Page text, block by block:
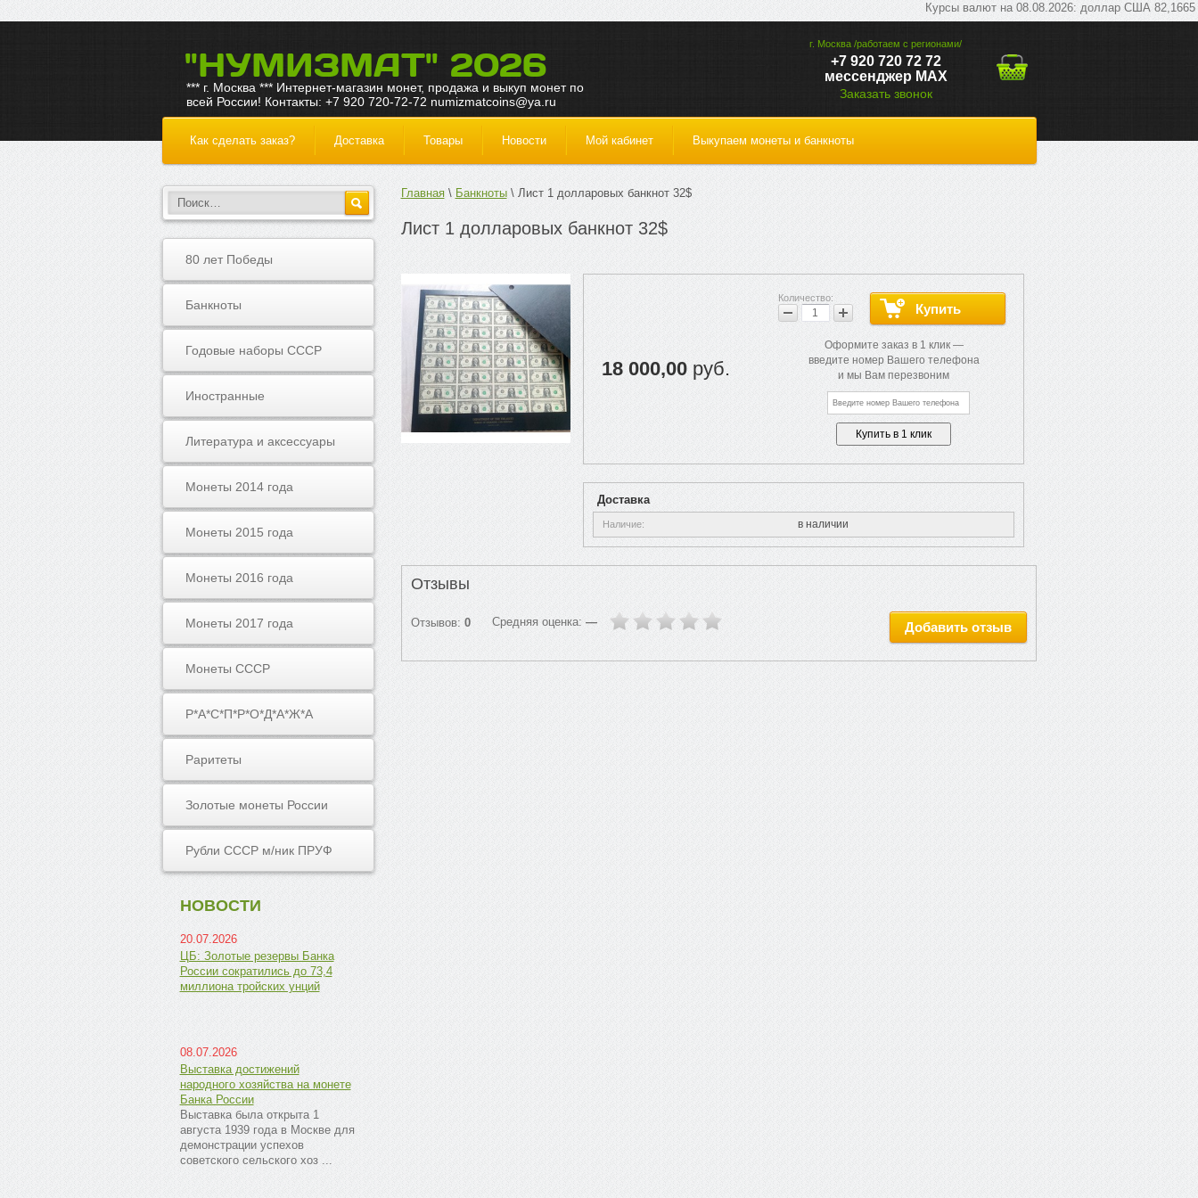
Курсы валют на 08.08.2026: доллар США 82,1665
"НУМИЗМАТ" 2026
*** г. Москва *** Интернет-магазин монет, продажа и выкуп монет по
всей России! Контакты: +7 920 720-72-72 numizmatcoins@ya.ru
г. Москва /работаем с регионами/
+7 920 720 72 72
мессенджер МАХ
Заказать звонок
Как сделать заказ? Доставка Товары Новости Мой кабинет Выкупаем монеты и банкноты
80 лет Победы
Банкноты
Годовые наборы СССР
Иностранные
Литература и аксессуары
Монеты 2014 года
Монеты 2015 года
Монеты 2016 года
Монеты 2017 года
Монеты СССР
Р*А*С*П*Р*О*Д*А*Ж*А
Раритеты
Золотые монеты России
Рубли СССР м/ник ПРУФ
НОВОСТИ
20.07.2026
ЦБ: Золотые резервы Банка
России сократились до 73,4
миллиона тройских унций
08.07.2026
Выставка достижений
народного хозяйства на монете
Банка России
Выставка была открыта 1
августа 1939 года в Москве для
демонстрации успехов
советского сельского хоз ...
Главная Банкноты Лист 1 долларовых банкнот 32$
Лист 1 долларовых банкнот 32$
18 000,00 руб.
Оформите заказ в 1 клик —
введите номер Вашего телефона
и мы Вам перезвоним
Доставка
Наличие в наличии
Отзывы
Отзывов: 0 Средняя оценка: — Добавить отзыв